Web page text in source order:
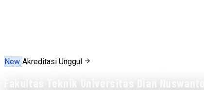
New Akreditasi Unggul